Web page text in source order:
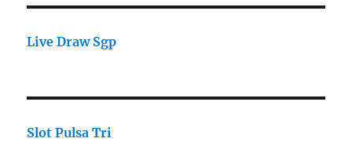
Live Draw Sgp
Slot Pulsa Tri